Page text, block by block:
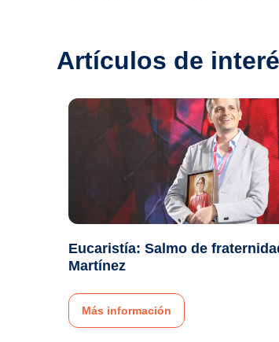
Artículos de
Eucaristía: Salmo de
Martínez
Más información